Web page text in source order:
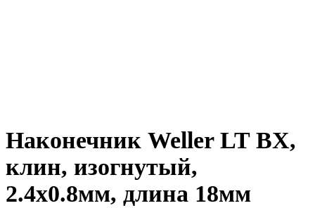
Наконечник Weller LT BX,
клин, изогнутый,
2.4х0.8мм, длина 18мм